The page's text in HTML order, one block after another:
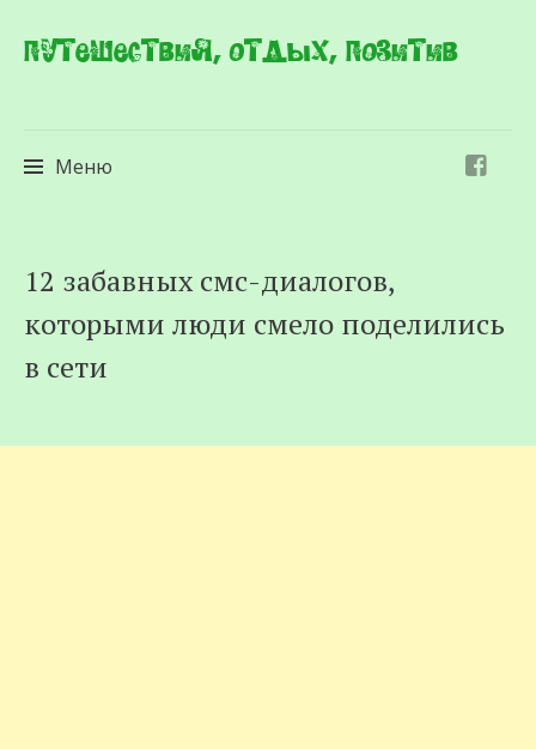
Путешествия, отдых, позитив
Меню
к
содержимому
12 забавных смс-диалогов,
которыми люди смело поделились
в сети